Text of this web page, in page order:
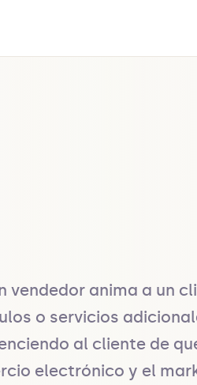
anima a un
o servicios
al cliente de
electrónico y el